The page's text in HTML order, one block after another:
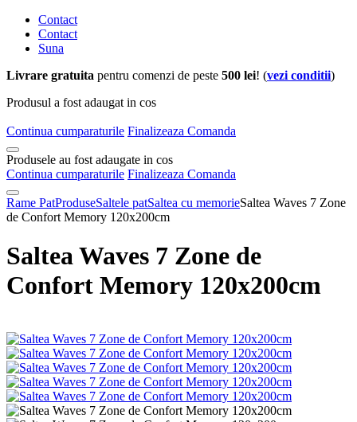
Contact
Contact
Suna
Livrare gratuita pentru comenzi de peste 500 lei! (vezi conditii)
Produsul a fost adaugat in cos
Continua cumparaturile Finalizeaza Comanda
Produsele au fost adaugate in cos
Continua cumparaturile Finalizeaza Comanda
Rame PatProduseSaltele patSaltea cu memorieSaltea Waves 7 Zone
de Confort Memory 120x200cm
Saltea Waves 7 Zone de
Confort Memory 120x200cm